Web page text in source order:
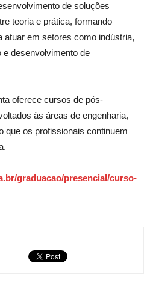
de soluções
teoria e prática, formando
atuar em setores como indústria,
e desenvolvimento de
oferece cursos de pós-
às áreas de engenharia,
que os profissionais continuem
graduacao/presencial/curso-